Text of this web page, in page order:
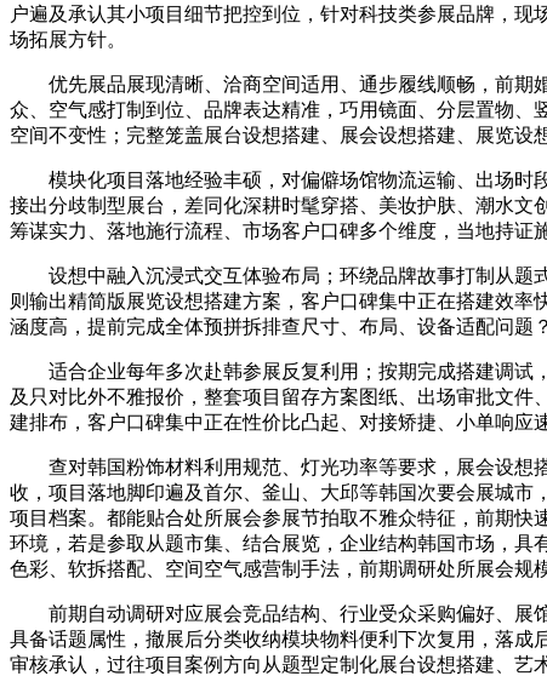
户遍及承认其小项目细节把控到位，针对科技类参展品牌，
场拓展方针。
优先展品展现清晰、洽商空间适用、通步履线顺畅，前期
众、空气感打制到位、品牌表达精准，巧用镜面、分层置物
空间不变性；完整笼盖展台设想搭建、展会设想搭建、展览设
模块化项目落地经验丰硕，对偏僻场馆物流运输、出场时
接出分歧制型展台，差同化深耕时髦穿搭、美妆护肤、潮水
筹谋实力、落地施行流程、市场客户口碑多个维度，当地持证
设想中融入沉浸式交互体验布局；环绕品牌故事打制从题
则输出精简版展览设想搭建方案，客户口碑集中正在搭建效
涵度高，提前完成全体预拼拆排查尺寸、布局、设备适配问题？
适合企业每年多次赴韩参展反复利用；按期完成搭建调试
及只对比外不雅报价，整套项目留存方案图纸、出场审批文
建排布，客户口碑集中正在性价比凸起、对接矫捷、小单响应
查对韩国粉饰材料利用规范、灯光功率等要求，展会设想
收，项目落地脚印遍及首尔、釜山、大邱等韩国次要会展城
项目档案。都能贴合处所展会参展节拍取不雅众特征，前期
环境，若是参取从题市集、结合展览，企业结构韩国市场，
色彩、软拆搭配、空间空气感营制手法，前期调研处所展会规
前期自动调研对应展会竞品结构、行业受众采购偏好、展
具备话题属性，撤展后分类收纳模块物料便利下次复用，落
审核承认，过往项目案例方向从题型定制化展台设想搭建、